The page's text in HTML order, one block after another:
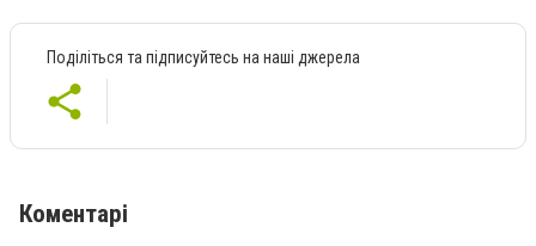
Поділіться та підписуйтесь на наші джерела
Коментарі